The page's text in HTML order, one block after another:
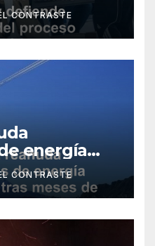
CONTRASTE
energía
meses de
CONTRASTE